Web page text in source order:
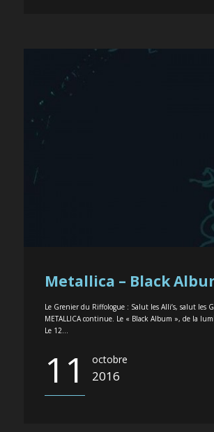
Metallica – Black
Le Grenier du Riffologue : Salut les Alli’s, salut les
METALLICA continue. Le « Black Album », de la
Le 12...
11 octobre
2016